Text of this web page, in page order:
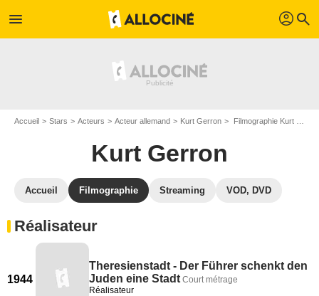
menu profil search
Accueil Stars Acteurs Acteur allemand Kurt Gerron Filmographie Kurt Gerron
Kurt Gerron
Accueil Filmographie Streaming VOD, DVD
Réalisateur
1944
Theresienstadt - Der Führer schenkt den
Juden eine Stadt Court métrage
Réalisateur